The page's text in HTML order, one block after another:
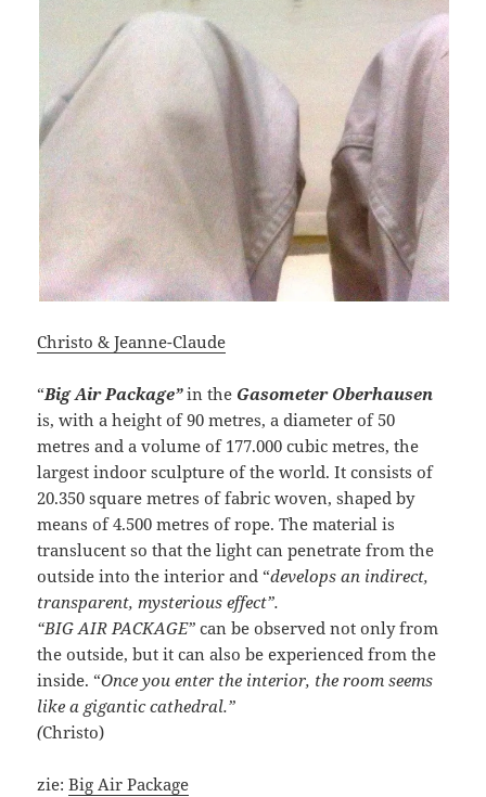
Christo & Jeanne-Claude
“Big Air Package”in the Gasometer Oberhausen
is, with a height of 90 metres, a diameter of 50
metres and a volume of 177.000 cubic metres, the
largest indoor sculpture of the world. It consists of
20.350 square metres of fabric woven, shaped by
means of 4.500 metres of rope. The material is
translucent so that the light can penetrate from the
outside into the interior and “develops an indirect,
transparent, mysterious effect”.
“BIG AIR PACKAGE”can be observed not only from
the outside, but it can also be experienced from the
inside. “Once you enter the interior, the room seems
like a gigantic cathedral.”
(Christo)
zie:Big Air Package